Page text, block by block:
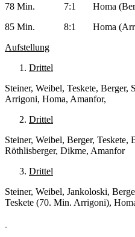
78 Min. 7:1 Homa
85 Min. 8:1 Homa
Aufstellung
Drittel
Steiner, Weibel, Teskete, Berger,
Arrigoni, Homa, Amanfor,
Drittel
Steiner, Weibel, Berger, Teskete,
Röthlisberger, Dikme, Amanfor
Drittel
Steiner, Weibel, Jankoloski,
Teskete (70. Min. Arrigoni),